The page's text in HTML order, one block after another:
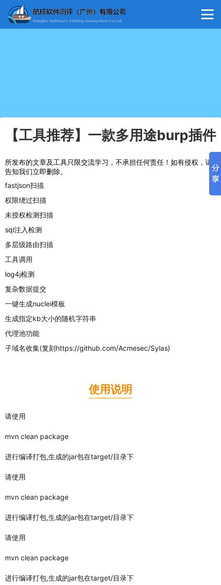
【工具推荐】一款多用途burp插件
所发布的文章及工具只限交流学习，不承担任何责任！如有侵权，请
告知我们立即删除。
fastjson扫描
权限绕过扫描
未授权检测扫描
sql注入检测
多层级路由扫描
工具调用
log4j检测
复杂数据提交
一键生成nuclei模板
生成指定kb大小的随机字符串
代理池功能
子域名收集(复刻https://github.com/Acmesec/Sylas)
使用说明
请使用
mvn clean package
进行编译打包,生成的jar包在target/目录下
请使用
mvn clean package
进行编译打包,生成的jar包在target/目录下
请使用
mvn clean package
进行编译打包,生成的jar包在target/目录下